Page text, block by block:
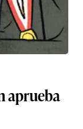
aprueba